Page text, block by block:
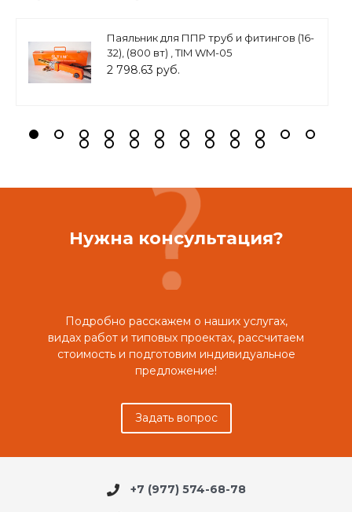
Паяльник для ППР труб и фитингов (16-
32), (800 вт) , TIM WM-05
2 798.63 руб.
Нужна консультация?
Подробно расскажем о наших услугах,
видах работ и типовых проектах, рассчитаем
стоимость и подготовим индивидуальное
предложение!
Задать вопрос
+7 (977) 574-68-78